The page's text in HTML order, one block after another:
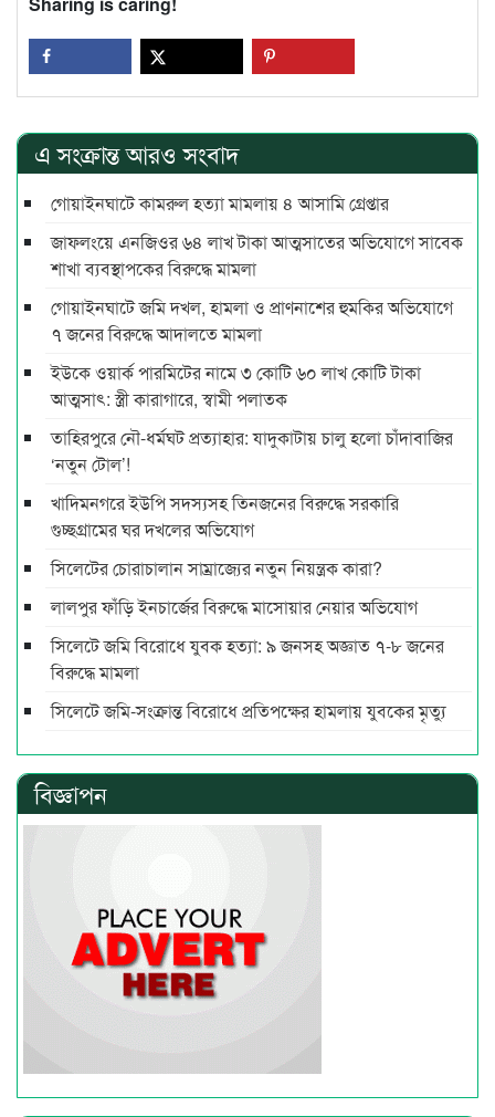
এ সংক্রান্ত আরও সংবাদ
গোয়াইনঘাটে কামরুল হত্যা মামলায় ৪ আসামি গ্রেপ্তার
জাফলংয়ে এনজিওর ৬৪ লাখ টাকা আত্মসাতের অভিযোগে সাবেক
শাখা ব্যবস্থাপকের বিরুদ্ধে মামলা
গোয়াইনঘাটে জমি দখল, হামলা ও প্রাণনাশের হুমকির অভিযোগে
৭ জনের বিরুদ্ধে আদালতে মামলা
ইউকে ওয়ার্ক পারমিটের নামে ৩ কোটি ৬০ লাখ কোটি টাকা
আত্মসাৎ: স্ত্রী কারাগারে, স্বামী পলাতক
তাহিরপুরে নৌ-ধর্মঘট প্রত্যাহার: যাদুকাটায় চালু হলো চাঁদাবাজির
‘নতুন টোল’!
খাদিমনগরে ইউপি সদস্যসহ তিনজনের বিরুদ্ধে সরকারি
গুচ্ছগ্রামের ঘর দখলের অভিযোগ
সিলেটের চোরাচালান সাম্রাজ্যের নতুন নিয়ন্ত্রক কারা?
লালপুর ফাঁড়ি ইনচার্জের বিরুদ্ধে মাসোয়ার নেয়ার অভিযোগ
সিলেটে জমি বিরোধে যুবক হত্যা: ৯ জনসহ অজ্ঞাত ৭-৮ জনের
বিরুদ্ধে মামলা
সিলেটে জমি-সংক্রান্ত বিরোধে প্রতিপক্ষের হামলায় যুবকের মৃত্যু
বিজ্ঞাপন